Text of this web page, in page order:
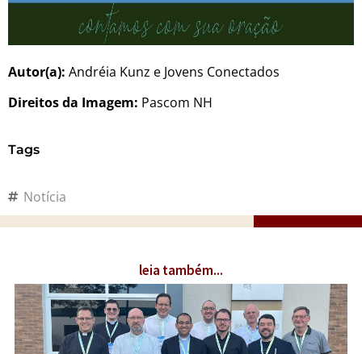
Autor(a): Andréia Kunz e Jovens Conectados
Direitos da Imagem: Pascom NH
Tags
Notícia
leia também...